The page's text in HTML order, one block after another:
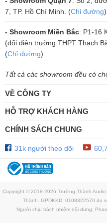
Speaker 300 các dòng loa
hỗ trợ bất kể khi nào bạn muốn.
7, TP. Hồ Chí Minh. (Chỉ đường)
- Showroom Miền Bắc: P1-16
(đối diện trường THPT Thạch
(Chỉ đường)
Tất cả các showroom đều có
VỀ CÔNG TY
HỖ TRỢ KHÁCH HÀNG
CHÍNH SÁCH CHUNG
31k người theo dõi
Copyright © 2018-2026 Trường Thành
Thành. GPDKKD: 0108322570 do
Người chịu trách nhiệm nội dung: Phan